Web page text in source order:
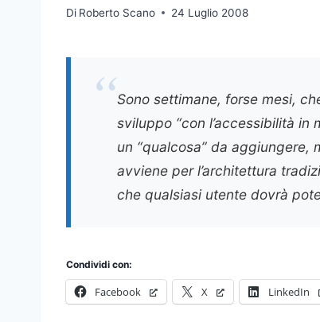
Di Roberto Scano 24 Luglio 2008
Sono settimane, forse mesi,
sviluppo “con l’accessibilità in
un “qualcosa” da aggiungere,
avviene per l’architettura
che qualsiasi utente dovrà
Condividi con:
Facebook X LinkedIn